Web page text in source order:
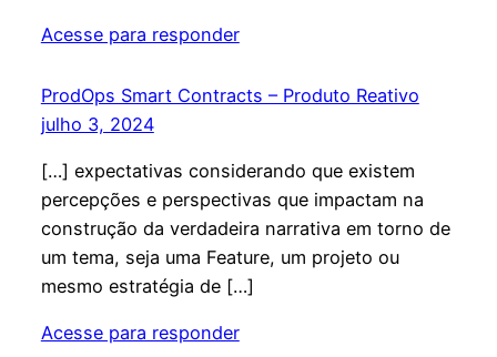
Acesse para responder
ProdOps Smart Contracts – Produto Reativo
julho 3, 2024
[…] expectativas considerando que existem
percepções e perspectivas que impactam na
construção da verdadeira narrativa em torno de
um tema, seja uma Feature, um projeto ou
mesmo estratégia de […]
Acesse para responder